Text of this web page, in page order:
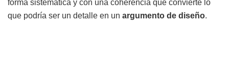
forma sistemática y con una coherencia que convierte lo
que podría ser un detalle en un argumento de diseño.